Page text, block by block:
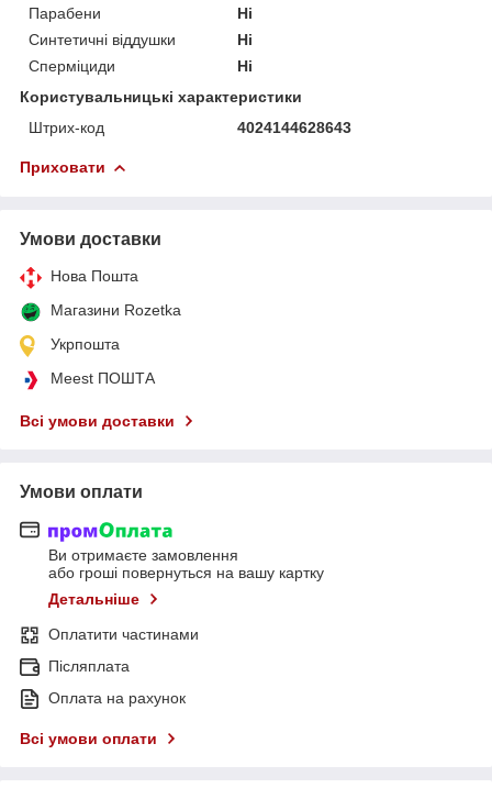
Парабени
Ні
Синтетичні віддушки
Ні
Сперміциди
Ні
Користувальницькі характеристики
Штрих-код
4024144628643
Приховати
Умови доставки
Нова Пошта
Магазини Rozetka
Укрпошта
Meest ПОШТА
Всі умови доставки
Умови оплати
Ви отримаєте замовлення
або гроші повернуться на вашу картку
Детальніше
Оплатити частинами
Післяплата
Оплата на рахунок
Всі умови оплати